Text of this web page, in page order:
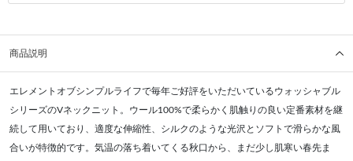
商品説明
エレメントオブシンプルライフで毎年ご好評をいただいているウォッシャブル
シリーズのVネックニット。ウール100%で柔らかく肌触りの良い定番素材を継
続して用いており、適度な伸縮性、シルクのような光沢とソフトで滑らかな風
合いが特徴的です。気温の落ち着いてくる秋口から、まだ少し肌寒い春先ま